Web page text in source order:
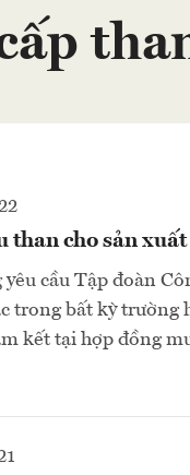
than cho sản
cầu Tập đoàn
trong bất kỳ trường
kết tại hợp đồng